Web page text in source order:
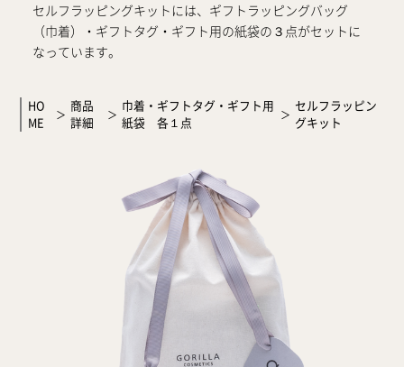
セルフラッピングキットには、ギフトラッピングバッグ
（巾着）・ギフトタグ・ギフト用の紙袋の３点がセットに
なっています。
HO
ME
＞
商品
詳細
＞
巾着・ギフトタグ・ギフト用
紙袋 各１点
＞
セルフラッピン
グキット